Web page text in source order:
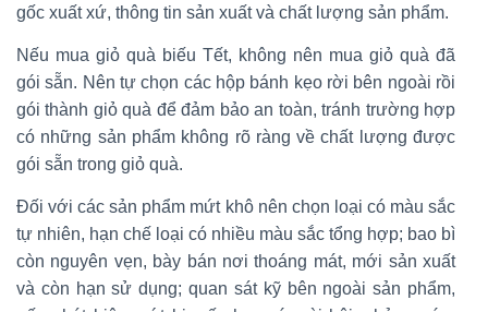
gốc xuất xứ, thông tin sản xuất và chất lượng sản phẩm.
Nếu mua giỏ quà biếu Tết, không nên mua giỏ quà đã
gói sẵn. Nên tự chọn các hộp bánh kẹo rời bên ngoài rồi
gói thành giỏ quà để đảm bảo an toàn, tránh trường hợp
có những sản phẩm không rõ ràng về chất lượng được
gói sẵn trong giỏ quà.
Đối với các sản phẩm mứt khô nên chọn loại có màu sắc
tự nhiên, hạn chế loại có nhiều màu sắc tổng hợp; bao bì
còn nguyên vẹn, bày bán nơi thoáng mát, mới sản xuất
và còn hạn sử dụng; quan sát kỹ bên ngoài sản phẩm,